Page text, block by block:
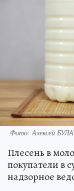
Фото: Алексей
Плесень в
покупатели в
надзорное